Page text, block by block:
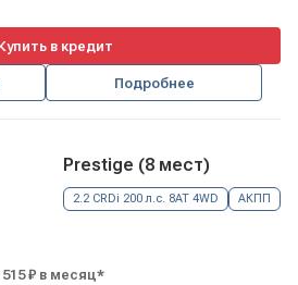
в кредит
Подробнее
Prestige (8 мест)
2.2 CRDi 200 л.с. 8AT 4WD АКПП
515 ₽ в месяц*